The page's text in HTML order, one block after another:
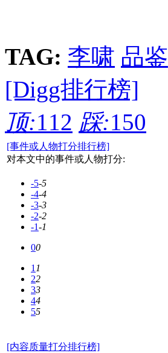
TAG: 李啸 品鉴
[Digg排行榜]
顶:112 踩:150
[事件或人物打分排行榜]
对本文中的事件或人物打分:
-5-5
-4-4
-3-3
-2-2
-1-1
00
11
22
33
44
55
[内容质量打分排行榜]